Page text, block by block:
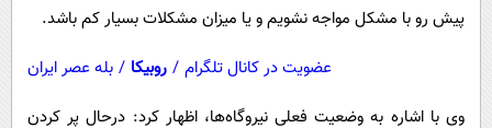
پیش رو با مشکل مواجه نشویم و یا میزان مشکلات بسیار کم باشد.
عضویت در کانال تلگرام / روبیکا / بله عصر ایران
وی با اشاره به وضعیت فعلی نیروگاه‌ها، اظهار کرد: درحال پر کردن